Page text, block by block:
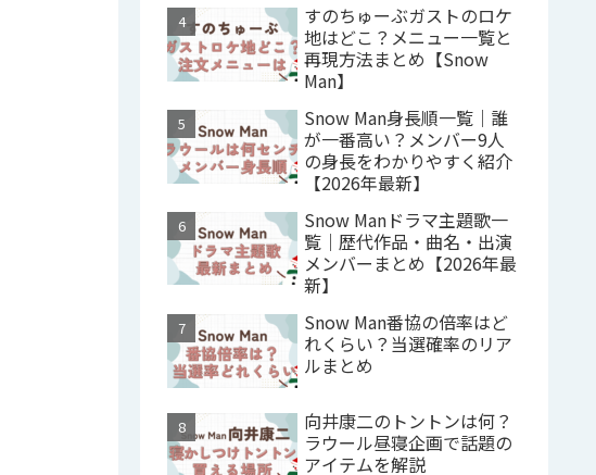
すのちゅーぶガストのロケ
地はどこ？メニュー一覧と
再現方法まとめ【Snow
Man】
Snow Man身長順一覧｜誰
が一番高い？メンバー9人
の身長をわかりやすく紹介
【2026年最新】
Snow Manドラマ主題歌一
覧｜歴代作品・曲名・出演
メンバーまとめ【2026年最
新】
Snow Man番協の倍率はど
れくらい？当選確率のリア
ルまとめ
向井康二のトントンは何？
ラウール昼寝企画で話題の
アイテムを解説